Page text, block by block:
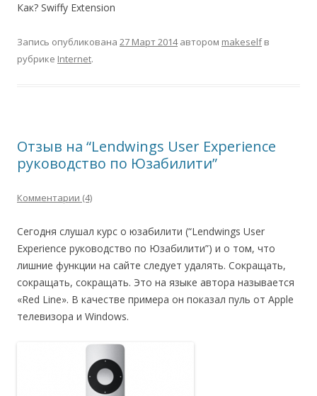
Как? Swiffy Extension
Запись опубликована 27 Март 2014автором makeselfв
рубрике Internet.
Отзыв на “Lendwings User Experience
руководство по Юзабилити”
Комментарии (4)
Сегодня слушал курс о юзабилити (“Lendwings User
Experience руководство по Юзабилити”) и о том, что
лишние функции на сайте следует удалять. Сокращать,
сокращать, сокращать. Это на языке автора называется
«Red Line». В качестве примера он показал пуль от Apple
телевизора и Windows.